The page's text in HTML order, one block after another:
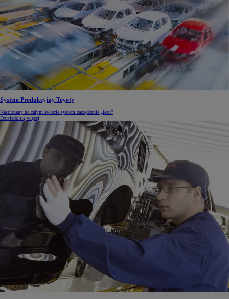
System Produkcyjny Toyoty
Nasz znany na całym świecie system zarządzania „lean”
Dowiedz się więcej